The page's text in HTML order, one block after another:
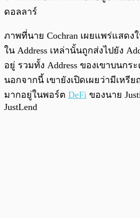
ดอลลาร์
ภาพที่นาย Cochran เผยแพร่แสดง
ใน Address เหล่านั้นถูกส่งไปยัง
อยู่ รวมทั้ง Address ของเขาบนกร
นอกจากนี้ เขายังเปิดเผยว่ามีเหรีย
มากอยู่ในพอร์ต DeFi ของนาย
JustLend